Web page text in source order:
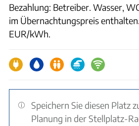
Bezahlung: Betreiber. Wasser,
im Übernachtungspreis
EUR/kWh.
Speichern Sie diesen Platz
Planung in der Stellplatz-